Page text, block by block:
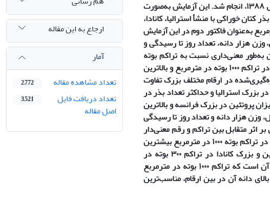
آزمایشی در مزرعة تحقیقاتی دانشکدة کشاورزی دانشگاه شهرکرد، در سال ١٣٨٨، انجام شد. این آزمایش به‌صورت
طرح بلوک‌های کامل تصادفی در 3 تکرار اجرا شد. 4 رقم بذر کتان خوراکی با منشأ استرالیا، کانادا،
اول و 3 تراکم 300، 500 و 1000 بوته در مترمربع به‌عنوان فاکتور دوم در این آزمایش
هزار دانه، تعداد روز تا رسیدگی و
معنی‌داری نسبت به تراکم بوته
عکس‌العمل نشان دادند. بلندترین ارتفاع و بیشترین میزان عملکرد دانه در تراکم ١٠٠٠ بوته در مترمربع و بالاترین
اندازه‌‌گیری‌شده در ارقام مختلف بزرک تفاوت
بزرک استرالیا و حداکثر تعداد بذر در
پروتئین در بزرک فرانسه و بالاترین
هزار دانه و تعداد روز تا رسیدگی
اثر متقابل بین تراکم و رقم معنی‌دار
شدند. بزرک کانادایی و ایرانی در تراکم ١٠٠٠ بلندترین ارتفاع، بزرک ایرانی در تراکم بوته ١٠٠٠ در مترمربع بیشترین
میران عملکرد دانه و بزرک فرانسه در تراکم ١٠٠٠ بالاترین درصد پروتئین و بزرک کانادا در تراکم ٣٠٠ بوته در
آن است که
تراکم ١٠٠٠ بوته در مترمربع
دانه آن در بین ارقام، مناسب‌ترین
ارجاع به این مقاله
آمار
تعداد مشاهده مقاله
2,772
تعداد دریافت فایل
اصل مقاله
3,521